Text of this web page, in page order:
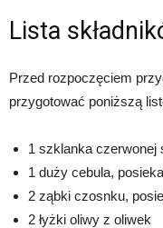
Lista
Przed rozpoczęciem
przygotować poniższą
1 szklanka czerwonej
1 duży cebula,
2 ząbki czosnku,
2 łyżki oliwy z oliwek